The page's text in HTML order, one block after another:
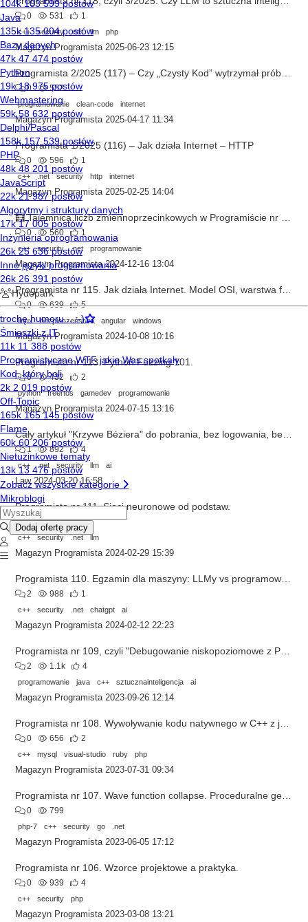
0 531
1
c++
security .net llm php
Magazyn Programista 2025-06-23 12:15
0
552
programowanie
clean-code internet
Magazyn Programista 2025-04-17 11:34
Programista 1/2025 (116) – Jak działa Internet – HTTP
0 596
1
c++
.net security http internet
Magazyn Programista 2025-02-25 14:04
0 560
1
c++
security .net programowanie
Magazyn Programista 2024-12-16 13:04
0 639
5
linux
bezpieczeństwo angular windows
Magazyn Programista 2024-10-08 10:16
Programista nr 113. Python Fuzzing 101.
0 432
2
python
freertos gamedev programowanie
Magazyn Programista 2024-07-15 13:16
1 892
4
c++
.net security llm ai
Law 2024-03-20 16:58
Programista nr 111. Sieci neuronowe od podstaw.
0 720
2
c++
security .net llm
Magazyn Programista 2024-02-29 15:39
2 988
1
c++
security .net chatgpt ai
Magazyn Programista 2024-02-12 22:23
2 1.1k
4
programowanie
java c++ sztucznainteligencja ai
Magazyn Programista 2023-09-26 12:14
0 656
2
c++
mysql visual-studio ruby php
Magazyn Programista 2023-07-31 09:34
0
799
php-7
c++ security go .net
Magazyn Programista 2023-06-05 17:12
Programista nr 106. Wzorce projektowe a praktyka.
0 939
4
c++
security php
Magazyn Programista 2023-03-08 13:21